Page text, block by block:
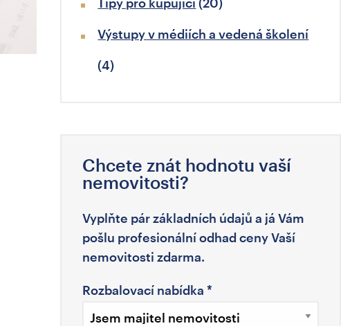
Výstupy v médiích a vedená školení
(4)
Chcete znát hodnotu vaší
nemovitosti?
Vyplňte pár základních údajů a já Vám
pošlu profesionální odhad ceny Vaší
nemovitosti zdarma.
Rozbalovací nabídka *